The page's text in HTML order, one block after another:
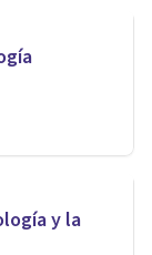
y la